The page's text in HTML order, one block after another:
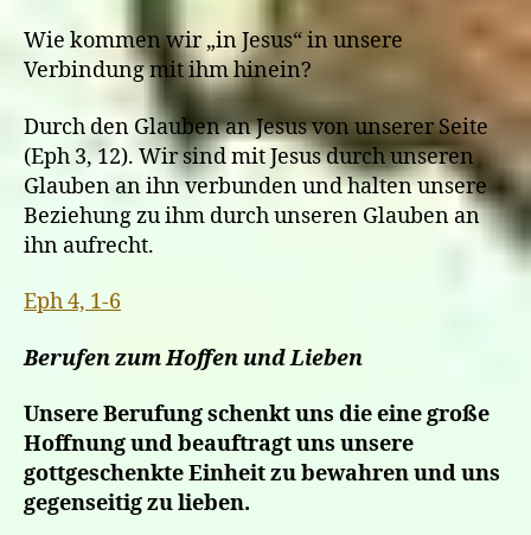
Wie kommen wir „in Jesus“ in unsere
Verbindung mit ihm hinein?
Durch den Glauben an Jesus von unserer Seite
(Eph 3, 12). Wir sind mit Jesus durch unseren
Glauben an ihn verbunden und halten unsere
Beziehung zu ihm durch unseren Glauben an
ihn aufrecht.
Eph 4, 1-6
Berufen zum Hoffen und Lieben
Unsere Berufung schenkt uns die eine große
Hoffnung und beauftragt uns unsere
gottgeschenkte Einheit zu bewahren und uns
gegenseitig zu lieben.